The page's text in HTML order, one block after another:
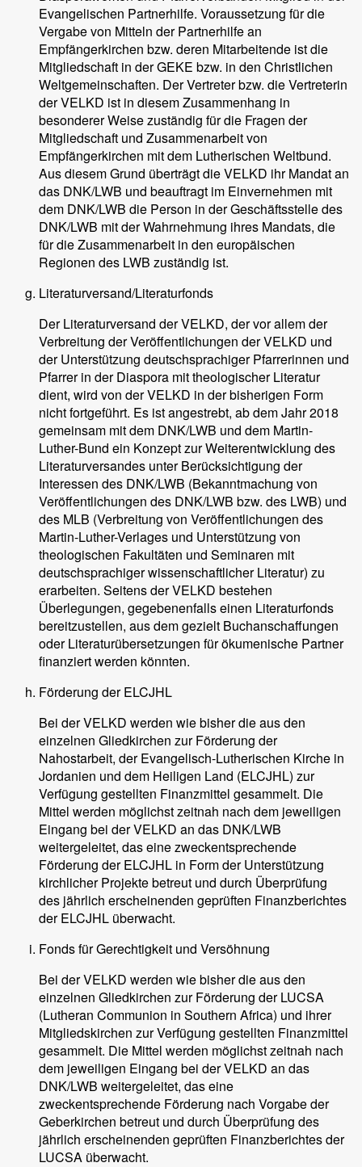
Evangelischen Partnerhilfe. Voraussetzung für die
Vergabe von Mitteln der Partnerhilfe an
Empfängerkirchen bzw. deren Mitarbeitende ist die
Mitgliedschaft in der GEKE bzw. in den Christlichen
Weltgemeinschaften. Der Vertreter bzw. die Vertreterin
der VELKD ist in diesem Zusammenhang in
besonderer Weise zuständig für die Fragen der
Mitgliedschaft und Zusammenarbeit von
Empfängerkirchen mit dem Lutherischen Weltbund.
Aus diesem Grund überträgt die VELKD ihr Mandat an
das DNK/LWB und beauftragt im Einvernehmen mit
dem DNK/LWB die Person in der Geschäftsstelle des
DNK/LWB mit der Wahrnehmung ihres Mandats, die
für die Zusammenarbeit in den europäischen
Regionen des LWB zuständig ist.
Literaturversand/Literaturfonds
Der Literaturversand der VELKD, der vor allem der
Verbreitung der Veröffentlichungen der VELKD und
der Unterstützung deutschsprachiger Pfarrerinnen und
Pfarrer in der Diaspora mit theologischer Literatur
dient, wird von der VELKD in der bisherigen Form
nicht fortgeführt. Es ist angestrebt, ab dem Jahr 2018
gemeinsam mit dem DNK/LWB und dem Martin-
Luther-Bund ein Konzept zur Weiterentwicklung des
Literaturversandes unter Berücksichtigung der
Interessen des DNK/LWB (Bekanntmachung von
Veröffentlichungen des DNK/LWB bzw. des LWB) und
des MLB (Verbreitung von Veröffentlichungen des
Martin-Luther-Verlages und Unterstützung von
theologischen Fakultäten und Seminaren mit
deutschsprachiger wissenschaftlicher Literatur) zu
erarbeiten. Seitens der VELKD bestehen
Überlegungen, gegebenenfalls einen Literaturfonds
bereitzustellen, aus dem gezielt Buchanschaffungen
oder Literaturübersetzungen für ökumenische Partner
finanziert werden könnten.
Förderung der ELCJHL
Bei der VELKD werden wie bisher die aus den
einzelnen Gliedkirchen zur Förderung der
Nahostarbeit, der Evangelisch-Lutherischen Kirche in
Jordanien und dem Heiligen Land (ELCJHL) zur
Verfügung gestellten Finanzmittel gesammelt. Die
Mittel werden möglichst zeitnah nach dem jeweiligen
Eingang bei der VELKD an das DNK/LWB
weitergeleitet, das eine zweckentsprechende
Förderung der ELCJHL in Form der Unterstützung
kirchlicher Projekte betreut und durch Überprüfung
des jährlich erscheinenden geprüften Finanzberichtes
der ELCJHL überwacht.
Fonds für Gerechtigkeit und Versöhnung
Bei der VELKD werden wie bisher die aus den
einzelnen Gliedkirchen zur Förderung der LUCSA
(Lutheran Communion in Southern Africa) und ihrer
Mitgliedskirchen zur Verfügung gestellten Finanzmittel
gesammelt. Die Mittel werden möglichst zeitnah nach
dem jeweiligen Eingang bei der VELKD an das
DNK/LWB weitergeleitet, das eine
zweckentsprechende Förderung nach Vorgabe der
Geberkirchen betreut und durch Überprüfung des
jährlich erscheinenden geprüften Finanzberichtes der
LUCSA überwacht.